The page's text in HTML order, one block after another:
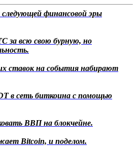
финансовой эры
за всю свою бурную, но
ставок на события набирают
в сеть биткоина с помощью
ВВП на блокчейне.
Bitcoin, и поделом.